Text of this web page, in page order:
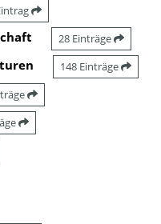
28 Einträge
148 Einträge